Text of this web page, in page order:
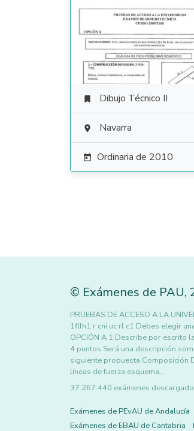
 Dibujo Técnico II
 Navarra
 Ordinaria de 2010
© Exámenes de PAU,
PRUEBAS DE ACCESO A LA
1fllh1 r cni uc rl c1 Debes elegir
OPCIÓN A 1 Describe por escrito
4 puntos Será una descripción
siguiente propuesta Composición
líneas de fuerza esquema…
37.267.440 exámenes
Exámenes de PEvAU de Andalucía
Exámenes de EBAU de Cantabria